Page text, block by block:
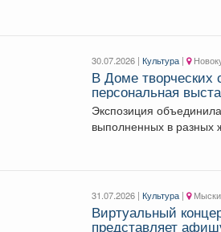
30.07.2026 | Культура |
В Доме творческих
персональная
"Между фактурой и
Экспозиция
выполненных в разных
31.07.2026 | Культура | Мыски
Виртуальный
представляет